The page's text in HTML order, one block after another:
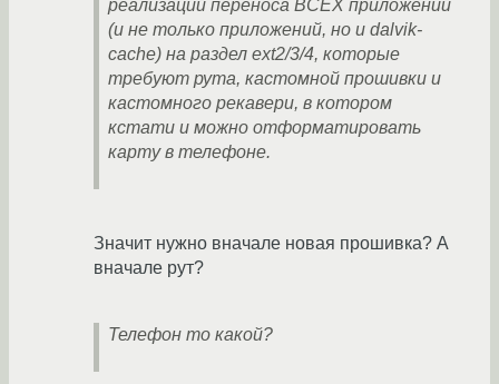
реализаций переноса ВСЕХ приложений
(и не только приложений, но и dalvik-
cache) на раздел ext2/3/4, которые
требуют рута, кастомной прошивки и
кастомного рекавери, в котором
кстати и можно отформатировать
карту в телефоне.
Значит нужно вначале новая прошивка? А
вначале рут?
Телефон то какой?